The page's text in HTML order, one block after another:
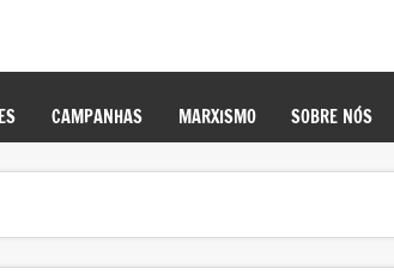
CAMPANHAS MARXISMO SOBRE NÓS